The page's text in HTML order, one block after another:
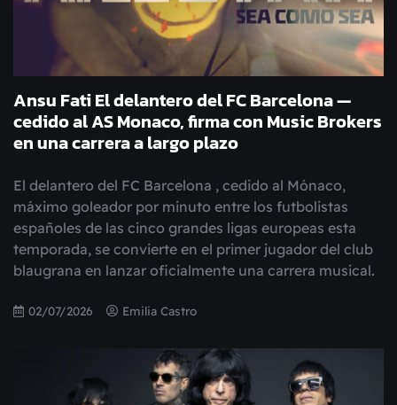
Ansu Fati El delantero del FC Barcelona —
cedido al AS Monaco, firma con Music Brokers
en una carrera a largo plazo
El delantero del FC Barcelona , cedido al Mónaco,
máximo goleador por minuto entre los futbolistas
españoles de las cinco grandes ligas europeas esta
temporada, se convierte en el primer jugador del club
blaugrana en lanzar oficialmente una carrera musical.
02/07/2026 Emilia Castro